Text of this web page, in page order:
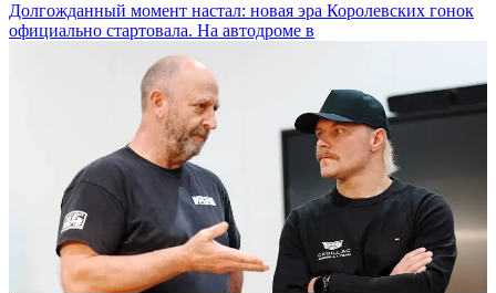
Долгожданный момент настал: новая эра Королевских гонок
официально стартовала. На автодроме в